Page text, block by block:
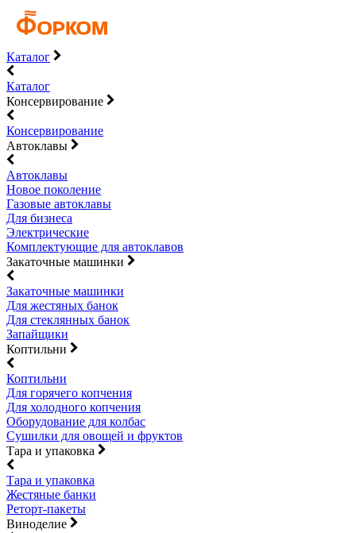
Каталог
Каталог
Консервирование
Консервирование
Автоклавы
Автоклавы
Новое поколение
Газовые автоклавы
Для бизнеса
Электрические
Комплектующие для автоклавов
Закаточные машинки
Закаточные машинки
Для жестяных банок
Для стеклянных банок
Запайщики
Коптильни
Коптильни
Для горячего копчения
Для холодного копчения
Оборудование для колбас
Сушилки для овощей и фруктов
Тара и упаковка
Тара и упаковка
Жестяные банки
Реторт-пакеты
Виноделие